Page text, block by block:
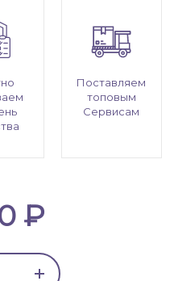
Поставляем
топовым
Сервисам
₽